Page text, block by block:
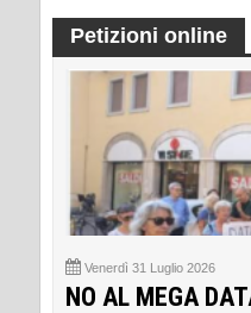
Petizioni online
Venerdì 31 Luglio 2026
NO AL MEGA